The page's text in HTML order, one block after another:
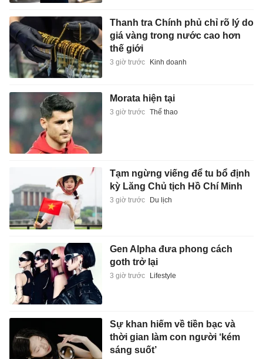
Thanh tra Chính phủ chỉ rõ lý do
giá vàng trong nước cao hơn
thế giới
3 giờ trước Kinh doanh
Morata hiện tại
3 giờ trước Thể thao
Tạm ngừng viếng để tu bổ định
kỳ Lăng Chủ tịch Hồ Chí Minh
3 giờ trước Du lịch
Gen Alpha đưa phong cách
goth trở lại
3 giờ trước Lifestyle
Sự khan hiếm về tiền bạc và
thời gian làm con người ‘kém
sáng suốt’